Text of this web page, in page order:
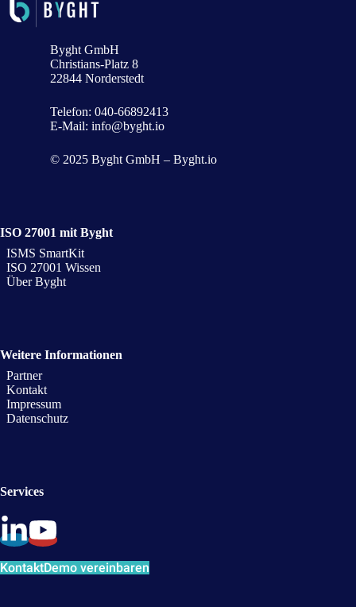
Byght GmbH
Christians-Platz 8
22844 Norderstedt
Telefon: 040-66892413
E-Mail: info@byght.io
© 2025 Byght GmbH – Byght.io
ISO 27001 mit Byght
ISMS SmartKit
ISO 27001 Wissen
Über Byght
Weitere Informationen
Partner
Kontakt
Impressum
Datenschutz
Services
KontaktDemo vereinbaren